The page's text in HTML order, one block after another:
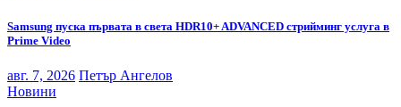
Samsung пуска първата в света HDR10+ ADVANCED стрийминг услуга в
Prime Video
авг. 7, 2026 Петър Ангелов
Новини